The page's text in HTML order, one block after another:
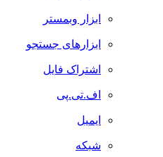
ابزار وبمستر
ابزارهای جستجو
اشتراک فایل
اف.تی.پی
ایمیل
شبکه